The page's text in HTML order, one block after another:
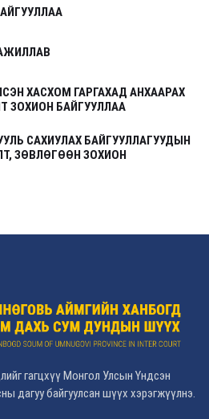
ХАСХОМ ГАРГАХАД АНХААРАХ
ЗОХИОН БАЙГУУЛЛАА
САХИУЛАХ БАЙГУУЛЛАГУУДЫН
ЗӨВЛӨГӨӨН ЗОХИОН
гагцхүү Монгол Улсын Үндсэн
дагуу байгуулсан шүүх хэрэгжүүлнэ.